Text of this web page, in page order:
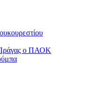
Πράγας ο ΠΑΟΚ